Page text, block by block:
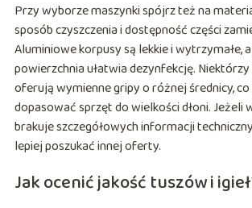
Przy wyborze maszynki spójrz też na
sposób czyszczenia i dostępność części
Aluminiowe korpusy są lekkie i wytrzymałe, a
powierzchnia ułatwia dezynfekcję.
oferują wymienne gripy o różnej średnicy,
dopasować sprzęt do wielkości dłoni. Jeżeli
brakuje szczegółowych informacji
lepiej poszukać innej oferty.
Jak ocenić jakość tuszów i